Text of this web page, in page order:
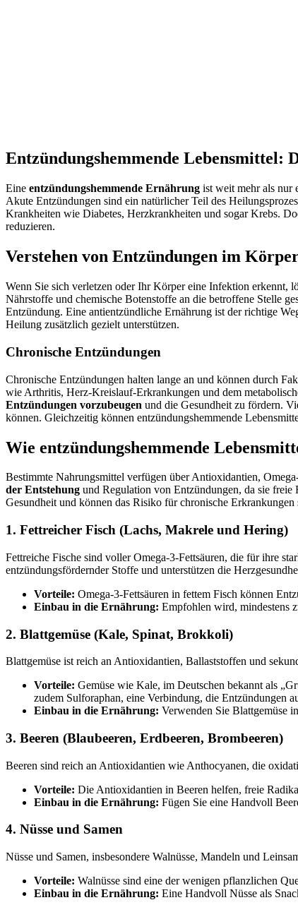
Entzündungshemmende Lebensmittel:
Eine entzündungshemmende Ernährung ist weit mehr als nur
Akute Entzündungen sind ein natürlicher Teil des
Krankheiten wie Diabetes, Herzkrankheiten und sogar Krebs.
reduzieren.
Verstehen von Entzündungen im
Wenn Sie sich verletzen oder Ihr Körper eine Infektion erkennt,
Nährstoffe und chemische Botenstoffe an die betroffene Stelle
Entzündung. Eine antientzündliche Ernährung ist der richtige
Heilung zusätzlich gezielt unterstützen.
Chronische Entzündungen
Chronische Entzündungen halten lange an und können durch
wie Arthritis, Herz-Kreislauf-Erkrankungen und dem
Entzündungen vorzubeugen und die Gesundheit zu fördern.
können. Gleichzeitig können entzündungshemmende
Wie entzündungshemmende
Bestimmte Nahrungsmittel verfügen über Antioxidantien,
der Entstehung und Regulation von Entzündungen, da sie freie
Gesundheit und können das Risiko für chronische Erkrankungen
1. Fettreicher Fisch (Lachs, Makrele und Hering)
Fettreiche Fische sind voller Omega-3-Fettsäuren, die für ihre
entzündungsfördernder Stoffe und unterstützen die
Vorteile: Omega-3-Fettsäuren in fettem Fisch können
Einbau in die Ernährung: Empfohlen wird, mindestens
2. Blattgemüse (Kale, Spinat, Brokkoli)
Blattgemüse ist reich an Antioxidantien, Ballaststoffen und
Vorteile: Gemüse wie Kale, im Deutschen bekannt als
zudem Sulforaphan, eine Verbindung, die Entzündungen
Einbau in die Ernährung: Verwenden Sie Blattgemüse
3. Beeren (Blaubeeren, Erdbeeren, Brombeeren)
Beeren sind reich an Antioxidantien wie Anthocyanen, die
Vorteile: Die Antioxidantien in Beeren helfen, freie
Einbau in die Ernährung: Fügen Sie eine Handvoll
4. Nüsse und Samen
Nüsse und Samen, insbesondere Walnüsse, Mandeln und
Vorteile: Walnüsse sind eine der wenigen pflanzlichen
Einbau in die Ernährung: Eine Handvoll Nüsse als